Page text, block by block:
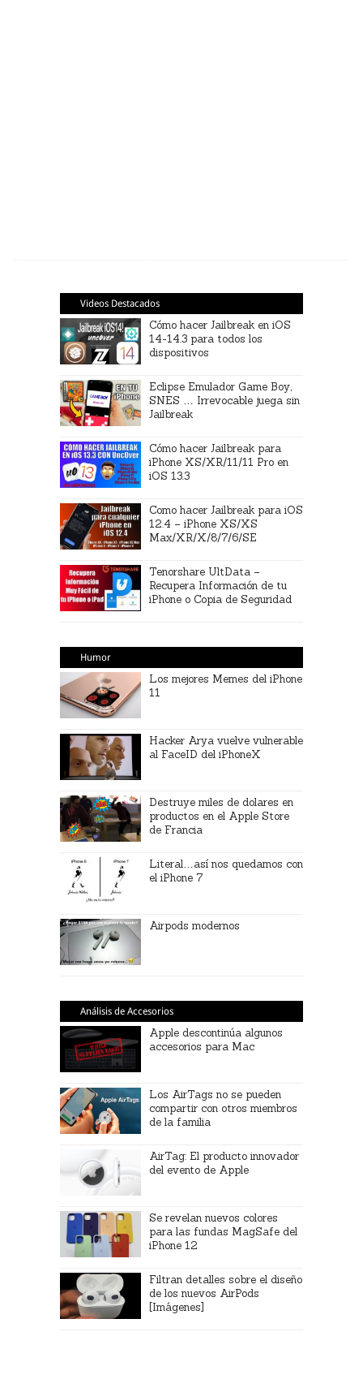
Videos Destacados
Cómo hacer Jailbreak en iOS
14-14.3 para todos los
dispositivos
Eclipse Emulador Game Boy,
SNES … Irrevocable juega sin
Jailbreak
Cómo hacer Jailbreak para
iPhone XS/XR/11/11 Pro en
iOS 13.3
Como hacer Jailbreak para iOS
12.4 – iPhone XS/XS
Max/XR/X/8/7/6/SE
Tenorshare UltData –
Recupera Información de tu
iPhone o Copia de Seguridad
Humor
Los mejores Memes del iPhone
11
Hacker Arya vuelve vulnerable
al FaceID del iPhoneX
Destruye miles de dolares en
productos en el Apple Store
de Francia
Literal…así nos quedamos con
el iPhone 7
Airpods modernos
Análisis de Accesorios
Apple descontinúa algunos
accesorios para Mac
Los AirTags no se pueden
compartir con otros miembros
de la familia
AirTag: El producto innovador
del evento de Apple
Se revelan nuevos colores
para las fundas MagSafe del
iPhone 12
Filtran detalles sobre el diseño
de los nuevos AirPods
[Imágenes]